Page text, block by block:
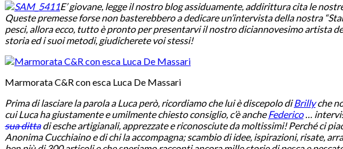
E’ giovane, legge il nostro blog assiduamente, addirittura cita le
Queste premesse forse non basterebbero a dedicare un’intervista della nostra
pesci, allora ecco, tutto è pronto per presentarvi il nostro diciannovesimo artista
storia ed i suoi metodi, giudicherete voi stessi!
Marmorata C&R con esca Luca De Massari
Prima di lasciare la parola a Luca però, ricordiamo che lui è discepolo diBrillyche
cui Luca ha giustamente e umilmente chiesto consiglio, c’è ancheFederico…
sua dittadi esche artigianali, apprezzate e riconosciute da moltissimi! Perché ci
Anonima Cucchiaino e di chi la accompagna; scambio di idee, ispirazioni, risate,